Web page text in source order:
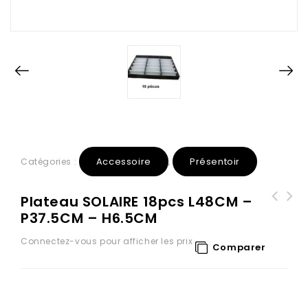
Catégories : Accessoire , Présentoir
Plateau SOLAIRE 18pcs L48CM –
P37.5CM – H6.5CM
Connectez-vous pour afficher les prix Comparer